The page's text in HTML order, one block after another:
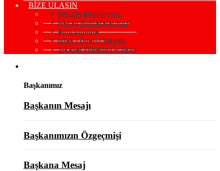
BİZE ULAŞIN
İletişim Bilgilerimiz
Hesap Numaralarımız
Bilgi Edinme
İstek / Öneri / Şikayet
Şikayet Yönetimi İş Akışı
Başkanımız
Başkanın Mesajı
Başkanımızın Özgeçmişi
Başkana Mesaj